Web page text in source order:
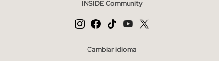
INSIDE Community
Cambiar idioma